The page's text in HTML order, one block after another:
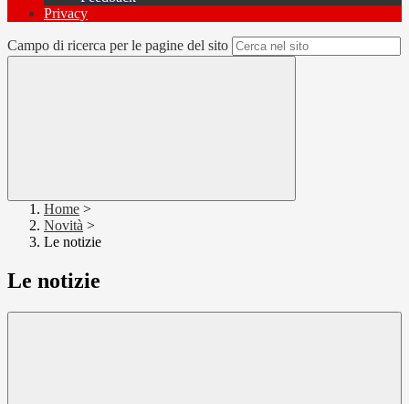
Privacy
Campo di ricerca per le pagine del sito
Home >
Novità >
Le notizie
Le notizie